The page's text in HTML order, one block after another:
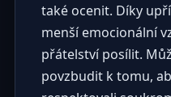
také ocenit. Díky
menší emocionální
přátelství posílit.
povzbudit k tomu,